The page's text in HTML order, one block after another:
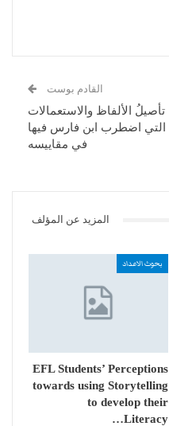
القادم بوست
تأصيلُ الألفاظ والاستعمالات
التي اضطرب ابن فارس فيها
في مقاييسه
المزيد عن المؤلف
بحوث الاعداد
EFL Students’ Perceptions
towards using Storytelling
to develop their
Literacy…